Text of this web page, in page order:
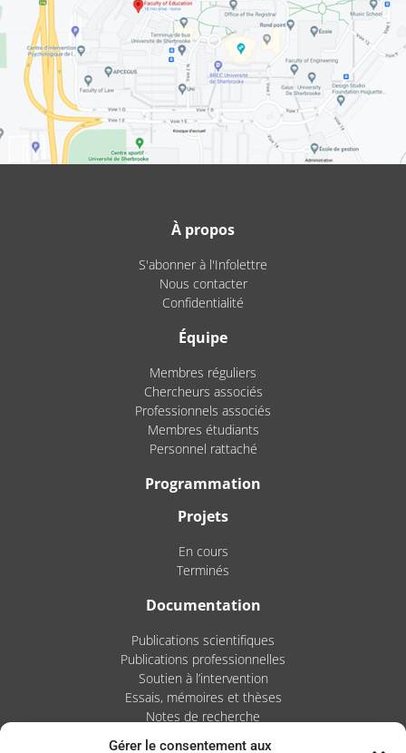
Gérer le consentement aux
À propos
S'abonner à l'Infolettre
Nous contacter
Confidentialité
Équipe
Membres réguliers
Chercheurs associés
Professionnels associés
Membres étudiants
Personnel rattaché
Programmation
Projets
En cours
Terminés
Documentation
Publications scientifiques
Publications professionnelles
Soutien à l’intervention
Essais, mémoires et thèses
Notes de recherche